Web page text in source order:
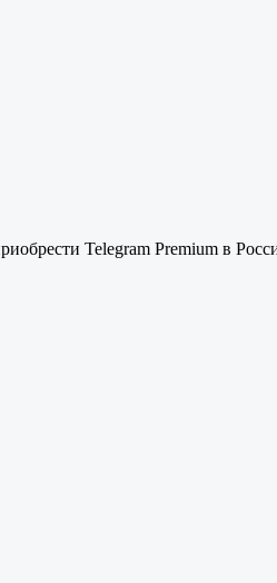
Telegram Premium в